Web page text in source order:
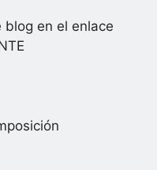
blog en el enlace